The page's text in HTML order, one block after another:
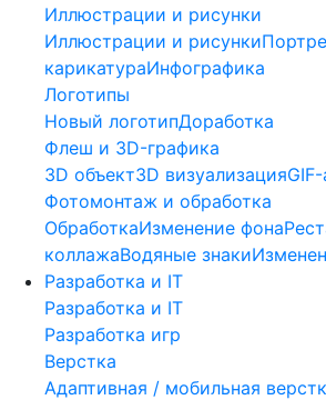
Иллюстрации и рисунки
Иллюстрации и рисунки
карикатураИнфографика
Логотипы
Новый логотипДоработка
Флеш и 3D-графика
3D объект3D визуализация
Фотомонтаж и обработка
ОбработкаИзменение фона
коллажаВодяные знаки
Разработка и IT
Разработка и IT
Разработка игр
Верстка
Адаптивная / мобильная